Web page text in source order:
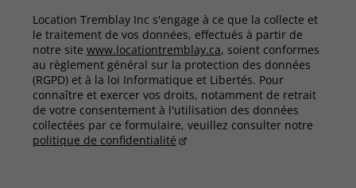
Location Tremblay Inc s'engage à ce que la collecte et
le traitement de vos données, effectués à partir de
notre site www.locationtremblay.ca, soient conformes
au règlement général sur la protection des données
(RGPD) et à la loi Informatique et Libertés. Pour
connaître et exercer vos droits, notamment de retrait
de votre consentement à l'utilisation des données
collectées par ce formulaire, veuillez consulter notre
politique de confidentialité